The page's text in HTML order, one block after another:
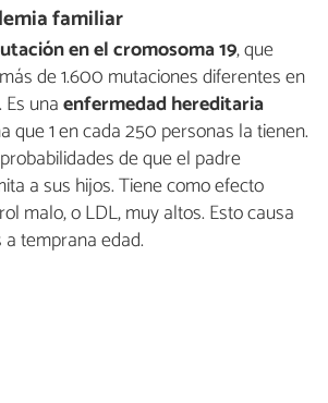
familiar
en el cromosoma 19, que
de 1.600 mutaciones diferentes en
unaenfermedad hereditaria
que 1 en cada 250 personas la tienen.
de que el padre
a sus hijos. Tiene como efecto
malo, o LDL, muy altos. Esto causa
temprana edad.